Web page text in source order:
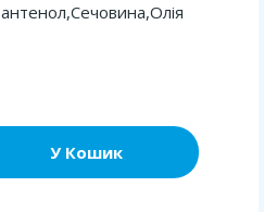
У Кошик